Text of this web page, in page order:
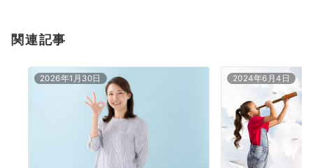
関連記事
2026年1月30日 2024年6月4日